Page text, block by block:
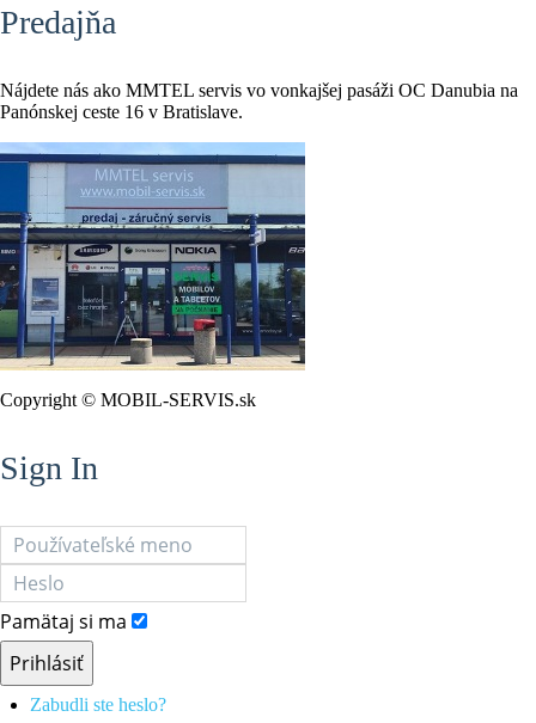
Predajňa
Nájdete nás ako MMTEL servis vo vonkajšej pasáži OC Danubia na
Panónskej ceste 16 v Bratislave.
Copyright © MOBIL-SERVIS.sk
Sign In
Pamätaj si ma
Prihlásiť
Zabudli ste heslo?